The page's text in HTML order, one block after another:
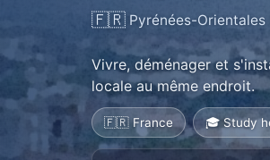
🇫🇷 Pyrénées-Orientales
Vivre, déménager et
locale au même endroit.
🇫🇷 France 🎓 Study